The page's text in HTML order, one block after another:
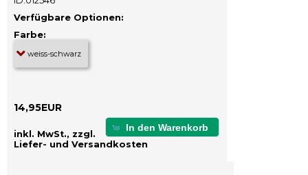
Verfügbare Optionen:
Farbe:
14,95EUR
In den Warenkorb
inkl. MwSt., zzgl.
Liefer- und Versandkosten